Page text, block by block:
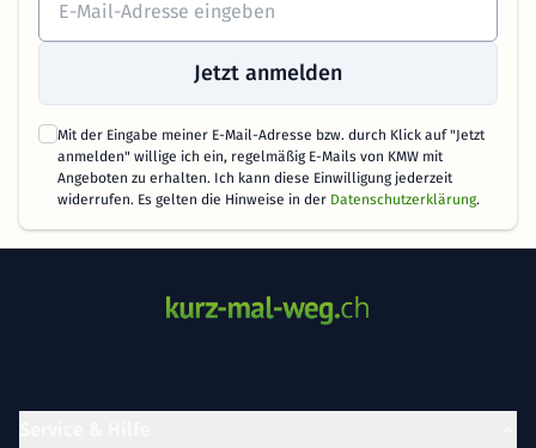
Jetzt anmelden
Mit der Eingabe meiner E-Mail-Adresse bzw. durch Klick auf "Jetzt
anmelden" willige ich ein, regelmäßig E-Mails von KMW mit
Angeboten zu erhalten. Ich kann diese Einwilligung jederzeit
widerrufen. Es gelten die Hinweise in der Datenschutzerklärung.